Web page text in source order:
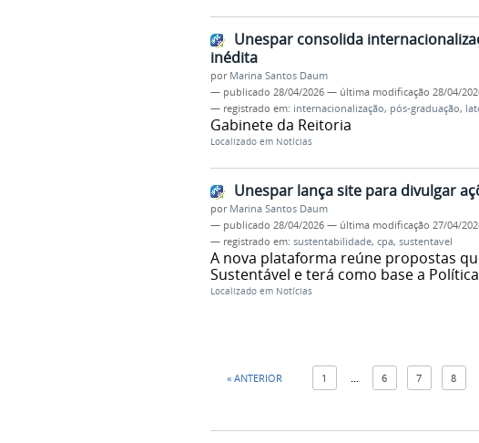
Unespar consolida
inédita
por Marina Santos Daum
— publicado 28/04/2026 — última modificação 28/04/
— registrado em: internacionalização, pós-graduação,
Gabinete da Reitoria
Localizado em Notícias
Unespar lança site para divulgar
por Marina Santos Daum
— publicado 28/04/2026 — última modificação 27/04/
— registrado em: sustentabilidade, cpa, sustentavel
A nova plataforma reúne propostas
Sustentável e terá como base a
Localizado em Notícias
« ANTERIOR 1 6 7 8